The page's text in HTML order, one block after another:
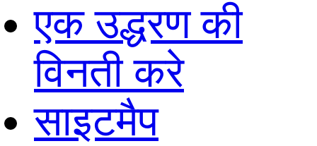
एक उद्धरण की
विनती करे
साइटमैप